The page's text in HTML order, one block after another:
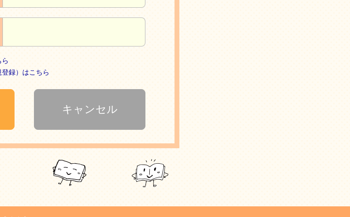
録）はこちら